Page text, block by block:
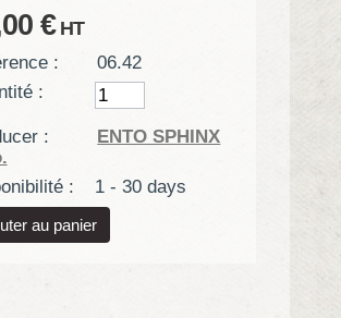
€HT
:
06.42
:
:
ENTO SPHINX
:
1 - 30 days